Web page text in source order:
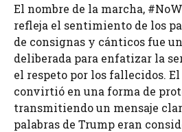
El nombre de la marcha,
refleja el sentimiento de los
de consignas y cánticos fue
deliberada para enfatizar la
el respeto por los fallecidos.
convirtió en una forma de
transmitiendo un mensaje
palabras de Trump eran